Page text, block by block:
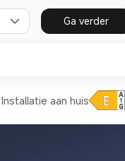
Ga verder
Installatie aan huis